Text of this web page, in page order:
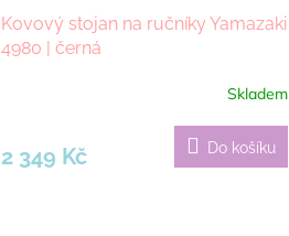
Kovový stojan na ručníky Yamazaki
4980 | černá
Skladem
2 349 Kč Do košíku